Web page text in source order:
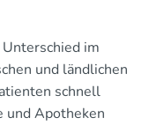
im
und ländlichen
schnell
und Apotheken